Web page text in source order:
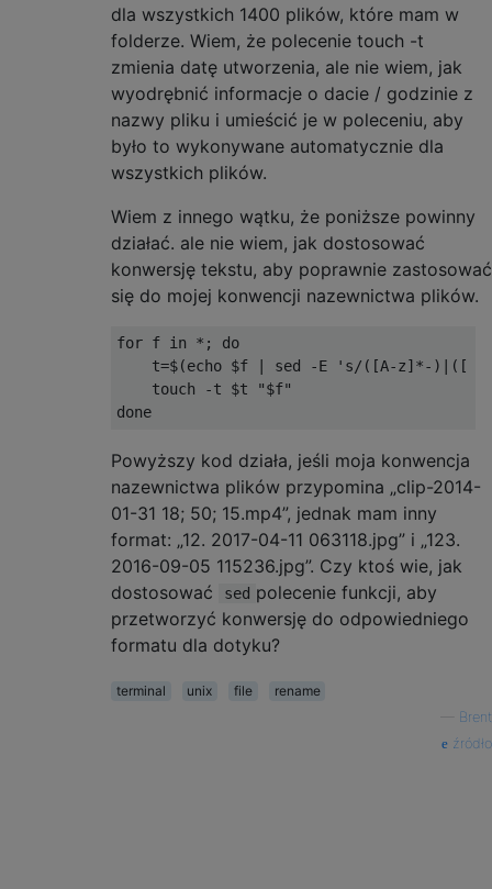
dla wszystkich 1400 plików, które mam w
folderze. Wiem, że polecenie touch -t
zmienia datę utworzenia, ale nie wiem, jak
wyodrębnić informacje o dacie / godzinie z
nazwy pliku i umieścić je w poleceniu, aby
było to wykonywane automatycznie dla
wszystkich plików.
Wiem z innego wątku, że poniższe powinny
działać. ale nie wiem, jak dostosować
konwersję tekstu, aby poprawnie zastosować
się do mojej konwencji nazewnictwa plików.
for f in *;
do
    t
=$(echo $f | sed -E
's/([A-z]*-)|([
    touch
-t $t
"$f"
done
Powyższy kod działa, jeśli moja konwencja
nazewnictwa plików przypomina „clip-2014-
01-31 18; 50; 15.mp4”, jednak mam inny
format: „12. 2017-04-11 063118.jpg” i „123.
2016-09-05 115236.jpg”. Czy ktoś wie, jak
dostosować
sed polecenie funkcji, aby
przetworzyć konwersję do odpowiedniego
formatu dla dotyku?
terminal unix file
rename
Brent
źródło